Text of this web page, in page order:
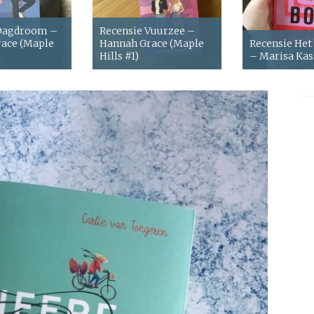
–
(Maple
Recensie Vuurzee –
Hannah Grace (Maple
Hills #1)
Recensie
– Marisa